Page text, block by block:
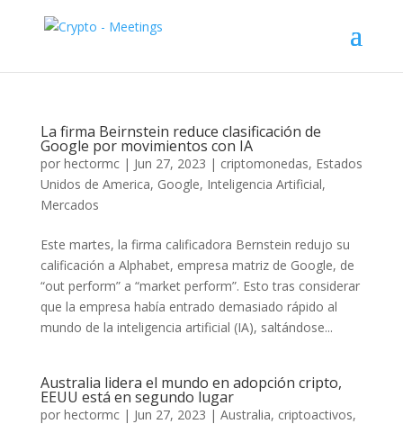
La firma Beirnstein reduce clasificación de
Google por movimientos con IA
por hectormc| Jun 27, 2023 | criptomonedas, Estados
Unidos de America, Google, Inteligencia Artificial,
Mercados
Este martes, la firma calificadora Bernstein redujo su
calificación a Alphabet, empresa matriz de Google, de
“out perform” a “market perform”. Esto tras considerar
que la empresa había entrado demasiado rápido al
mundo de la inteligencia artificial (IA), saltándose...
Australia lidera el mundo en adopción cripto,
EEUU está en segundo lugar
por hectormc| Jun 27, 2023 | Australia, criptoactivos,